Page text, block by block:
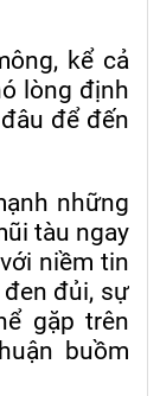
kể cả
lòng định
để đến
những
tàu ngay
niềm tin
đủi, sự
gặp trên
buồm